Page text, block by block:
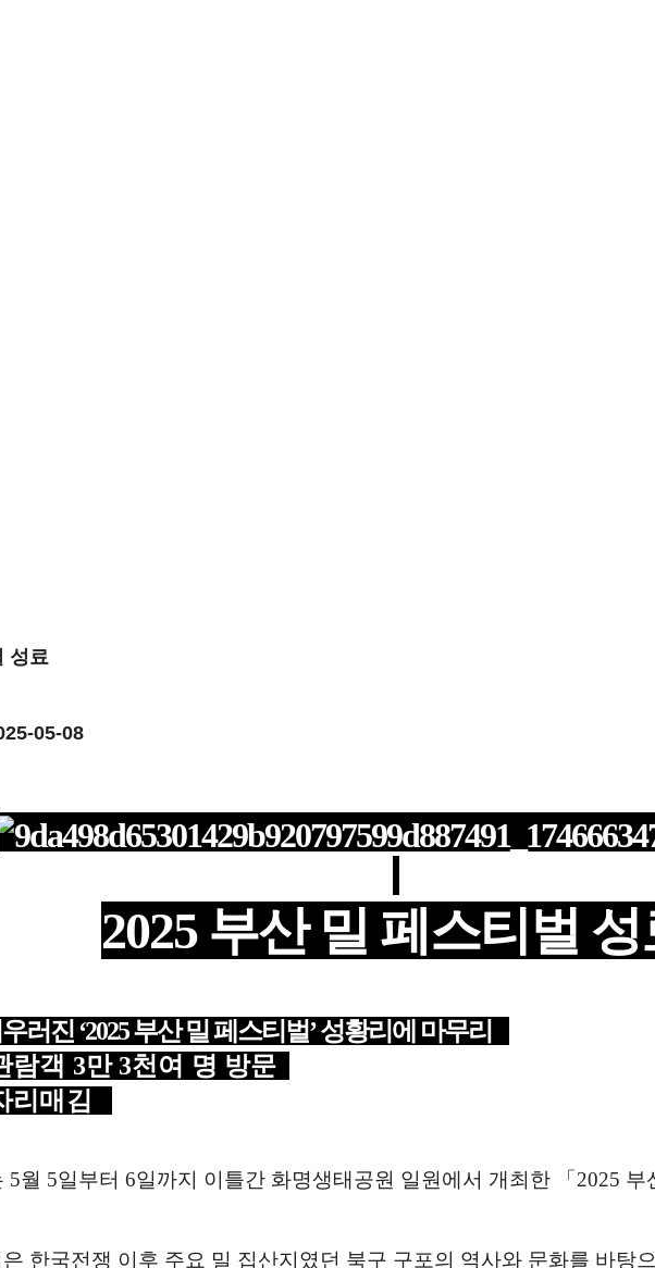
성료
05-08
2025 부산 밀 페스티벌 성
러진 ‘2025부산 밀 페스티벌’성황리에 마무리
람객 3만 3천여 명 방문
리매김
5월 5일부터 6일까지 이틀간 화명생태공원 일원에서 개최한 「 2025 부
한국전쟁 이후 주요 밀 집산지였던 북구 구포의 역사와 문화를 바탕